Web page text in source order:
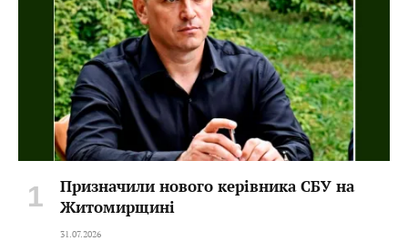
Призначили нового керівника СБУ на
Житомирщині
31.07.2026